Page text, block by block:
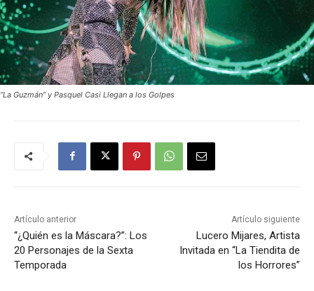
“La Guzmán” y Pasquel Casi Llegan a los Golpes
Artículo anterior
“¿Quién es la Máscara?”: Los
20 Personajes de la Sexta
Temporada
Artículo siguiente
Lucero Mijares, Artista
Invitada en “La Tiendita de
los Horrores”